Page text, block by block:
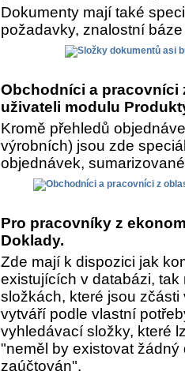
Dokumenty mají také
požadavky, znalostní
Obchodníci a
uživateli modulu
Kromě přehledů
výrobních) jsou zde
objednávek,
Pro pracovníky z
Doklady.
Zde mají k dispozici jak
existujících v databázi,
složkách, které jsou
vytváří podle vlastní
vyhledávací složky, které
"neměl by existovat
zaúčtován".